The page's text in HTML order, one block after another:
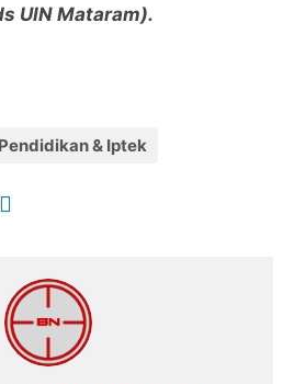
UIN Mataram).
Pendidikan & Iptek